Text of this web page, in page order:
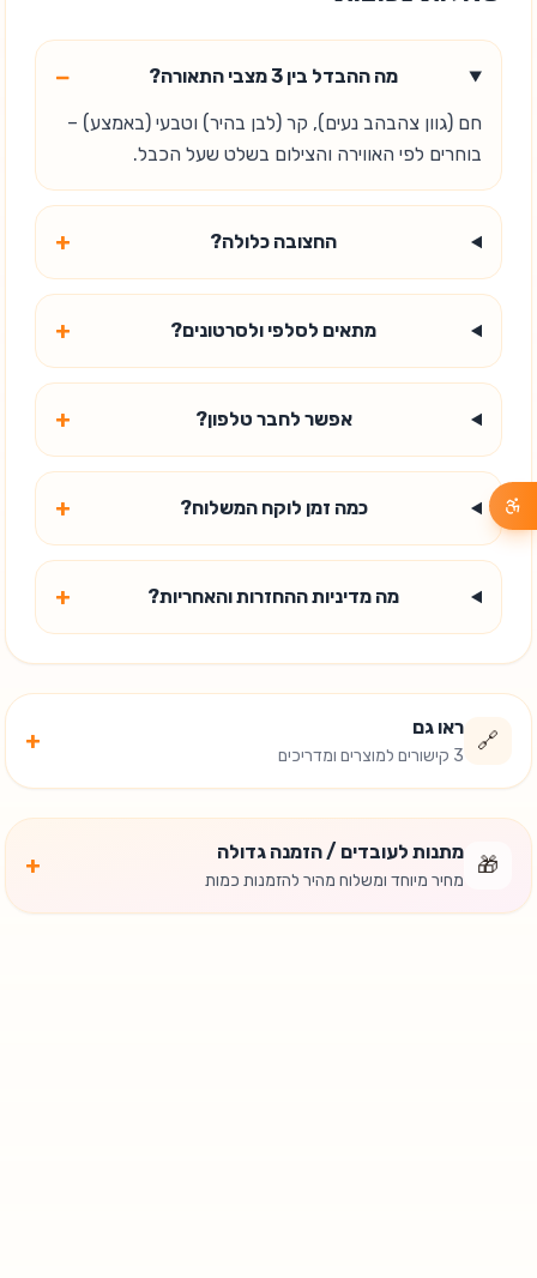
מה ההבדל בין 3 מצבי התאורה? −
חם (גוון צהבהב נעים), קר (לבן בהיר) וטבעי (באמצע) –
בוחרים לפי האווירה והצילום בשלט שעל הכבל.
החצובה כלולה? +
מתאים לסלפי ולסרטונים? +
אפשר לחבר טלפון? +
כמה זמן לוקח המשלוח? +
מה מדיניות ההחזרות והאחריות? +
🔗
ראו גם
3 קישורים למוצרים ומדריכים
+
🎁
מתנות לעובדים / הזמנה גדולה
מחיר מיוחד ומשלוח מהיר להזמנות כמות
+